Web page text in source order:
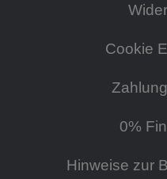
Cookie
0%
Hinweise zur